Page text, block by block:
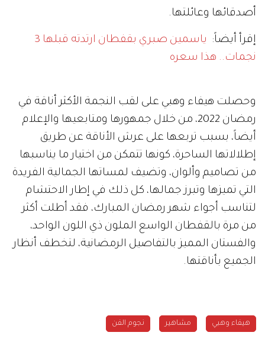
أصدقائها وعائلتها.
إقرأ أيضاً:
ياسمين صبري بقفطان ارتدته قبلها 3
نجمات.. هذا سعره
وحصلت هيفاء وهبي على لقب النجمة الأكثر أناقة في
رمضان 2022، من خلال جمهورها ومتابعيها والإعلام
أيضاً، بسبب تربعها على عرش الأناقة عن طريق
إطلالاتها الساحرة، كونها تتمكن من اختيار ما يناسبها
من تصاميم وألوان، وتضيف لمساتها الجمالية الفريدة
التي تميزها وتبرز جمالها، كل ذلك في إطار الاحتشام
لتناسب أجواء شهر رمضان المبارك، فقد أطلت أكثر
من مرة بالقفطان الواسع الملون ذي اللون الواحد،
والفستان المميز بالتفاصيل الرمضانية، لتخطف أنظار
الجميع بأناقتها.
هيفاء وهبي مشاهير نجوم الفن